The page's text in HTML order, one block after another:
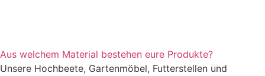
Aus welchem Material bestehen eure Produkte?
Unsere Hochbeete, Gartenmöbel, Futterstellen und